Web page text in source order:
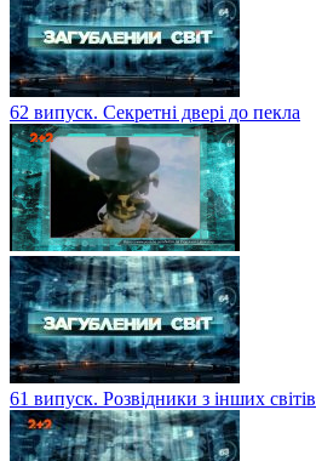
62 випуск. Секретні двері до пекла
61 випуск. Розвідники з інших світів